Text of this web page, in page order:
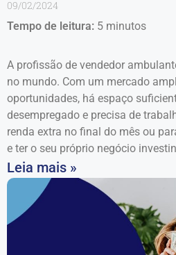
09/02/2024
Tempo de leitura: 5 minutos
A profissão de vendedor
no mundo. Com um mercado
oportunidades, há espaço
desempregado e precisa de
renda extra no final do mês ou
e ter o seu próprio negócio
Leia mais »